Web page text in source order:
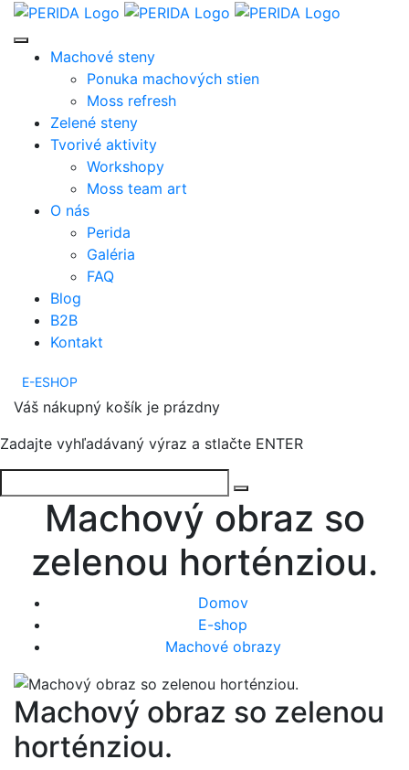
Machové steny
Ponuka machových stien
Moss refresh
Zelené steny
Tvorivé aktivity
Workshopy
Moss team art
O nás
Perida
Galéria
FAQ
Blog
B2B
Kontakt
E-ESHOP
Váš nákupný košík je prázdny
Zadajte vyhľadávaný výraz a stlačte ENTER
Machový obraz so
zelenou horténziou.
Domov
E-shop
Machové obrazy
Machový obraz so zelenou
horténziou.